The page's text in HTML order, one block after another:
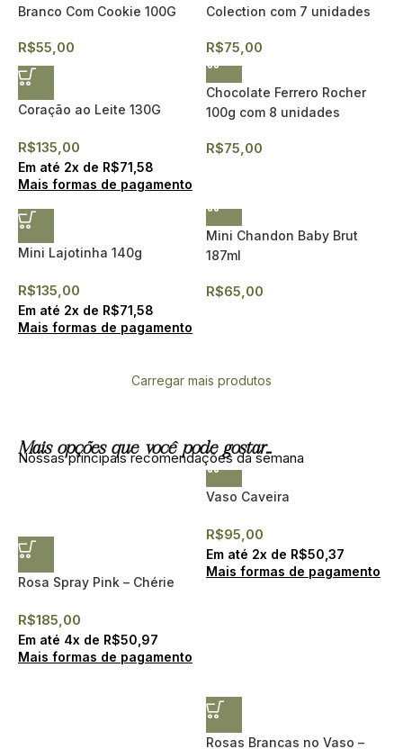
Branco Com Cookie 100G
R$55,00
Colection com 7 unidades
R$75,00
Coração ao Leite 130G
R$135,00
Em até 2x de R$71,58
Mais formas de pagamento
Chocolate Ferrero Rocher
100g com 8 unidades
R$75,00
Mini Lajotinha 140g
R$135,00
Em até 2x de R$71,58
Mais formas de pagamento
Mini Chandon Baby Brut
187ml
R$65,00
Carregar mais produtos
Mais opções que você pode gostar...
Nossas principais recomendações da semana
Rosa Spray Pink – Chérie
R$185,00
Em até 4x de R$50,97
Mais formas de pagamento
Vaso Caveira
R$95,00
Em até 2x de R$50,37
Mais formas de pagamento
Rosas Brancas no Vaso –